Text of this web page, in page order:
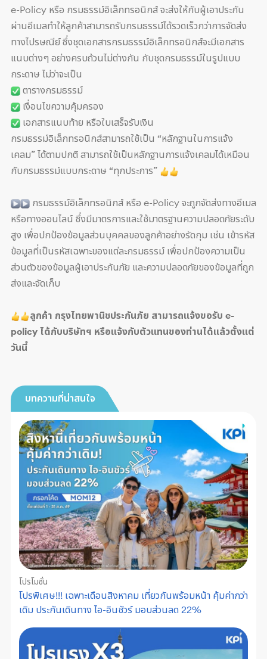
e-Policy หรือ กรมธรรม์อิเล็กทรอนิกส์ จะส่งให้กับผู้เอาประกัน
ผ่านอีเมลทำให้ลูกค้าสามารถรับกรมธรรม์ได้รวดเร็วกว่าการจัดส่ง
ทางไปรษณีย์ ซึ่งชุดเอกสารกรมธรรม์อิเล็กทรอนิกส์จะมีเอกสาร
แนบต่างๆ อย่างครบถ้วนไม่ต่างกัน กับชุดกรมธรรม์ในรูปแบบ
กระดาษ ไม่ว่าจะเป็น
ตารางกรมธรรม์
เงื่อนไขความคุ้มครอง
เอกสารแนบท้าย หรือใบเสร็จรับเงิน
กรมธรรม์อิเล็กทรอนิกส์สามารถใช้เป็น “หลักฐานในการแจ้ง
เคลม” ได้ตามปกติ สามารถใช้เป็นหลักฐานการแจ้งเคลมได้เหมือน
กับกรมธรรม์แบบกระดาษ “ทุกประการ”
กรมธรรม์อิเล็กทรอนิกส์ หรือ e-Policy จะถูกจัดส่งทางอีเมล
หรือทางออนไลน์ ซึ่งมีมาตรการและใช้มาตรฐานความปลอดภัยระดับ
สูง เพื่อปกป้องข้อมูลส่วนบุคคลของลูกค้าอย่างรัดกุม เช่น เข้ารหัส
ข้อมูลที่เป็นรหัสเฉพาะของแต่ละกรมธรรม์ เพื่อปกป้องความเป็น
ส่วนตัวของข้อมูลผู้เอาประกันภัย และความปลอดภัยของข้อมูลที่ถูก
ส่งและจัดเก็บ
ลูกค้า กรุงไทยพานิชประกันภัย สามารถแจ้งขอรับ e-
policy ได้กับบริษัทฯ หรือแจ้งกับตัวแทนของท่านได้แล้วตั้งแต่
วันนี้
บทความที่น่าสนใจ
โปรโมชั่น
โปรพิเศษ!!! เฉพาะเดือนสิงหาคม เที่ยวกันพร้อมหน้า คุ้มค่ากว่า
เดิม ประกันเดินทาง ไอ-อินชัวร์ มอบส่วนลด 22%